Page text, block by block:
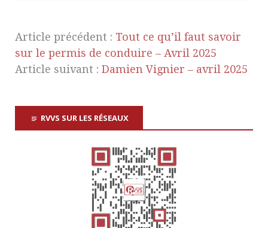
Article précédent : Tout ce qu’il faut savoir
sur le permis de conduire – Avril 2025
Article suivant : Damien Vignier – avril 2025
RVVS SUR LES RÉSEAUX